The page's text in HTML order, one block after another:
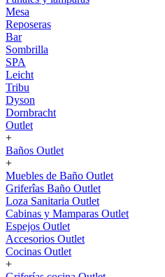
Mesa
Reposeras
Bar
Sombrilla
SPA
Leicht
Tribu
Dyson
Dornbracht
Outlet
+
Baños Outlet
+
Muebles de Baño Outlet
Griferîas Baño Outlet
Loza Sanitaria Outlet
Cabinas y Mamparas Outlet
Espejos Outlet
Accesorios Outlet
Cocinas Outlet
+